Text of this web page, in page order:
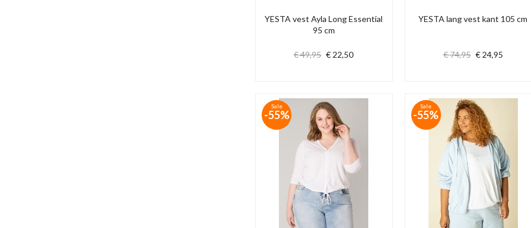
YESTA vest Ayla Long Essential
95 cm
€ 49,95 € 22,50
YESTA lang vest kant 105 cm
€ 74,95 € 24,95
Sale
-55%
Sale
-55%